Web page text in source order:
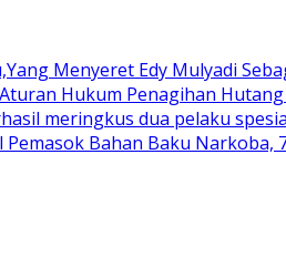
Menyeret Edy Mulyadi
Hukum Penagihan
meringkus dua pelaku
Bahan Baku